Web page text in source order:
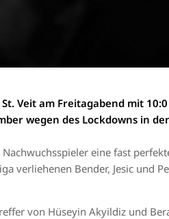
Veit am Freitagabend mit
wegen des Lockdowns in
eine fast
verliehenen Bender, Jesic und
von Hüseyin Akyildiz und